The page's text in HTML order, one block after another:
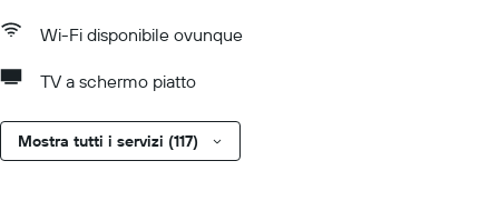
Wi-Fi disponibile ovunque
TV a schermo piatto
Mostra tutti i servizi (117)